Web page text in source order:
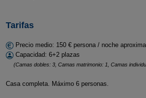
Tarifas
Precio medio: 150 € persona / noche
Capacidad: 6+2 plazas
(Camas dobles: 3, Camas matrimonio: 1, Camas
Casa completa. Máximo 6 personas.